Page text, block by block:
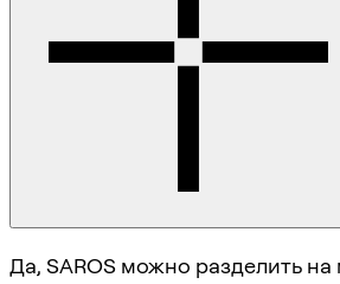
Да, SAROS можно разделить